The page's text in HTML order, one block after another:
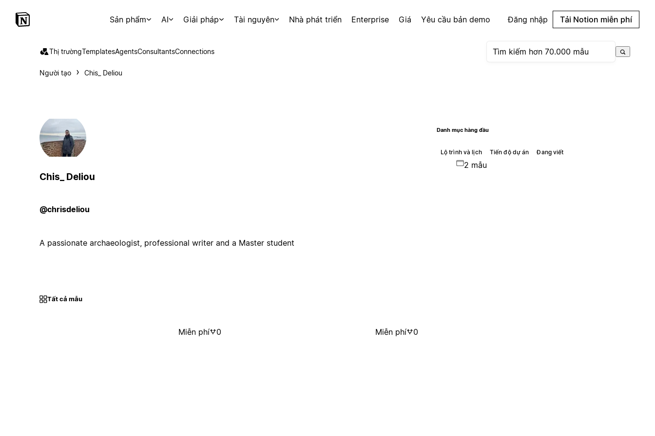
Sản phẩm AI Giải pháp Tài nguyên Nhà phát triển Enterprise Giá Yêu cầu bản demo Đăng nhập Tải Notion miễn phí
Thị trườngTemplatesAgentsConsultantsConnections
Người tạo Chis_ Deliou
Chis_ Deliou
@chrisdeliou
A passionate archaeologist, professional writer and a Master student
Danh mục hàng đầu
Lộ trình và lịch Tiến độ dự án Đang viết
2 mẫu
Tất cả mẫu
Miễn phí 0 Miễn phí 0